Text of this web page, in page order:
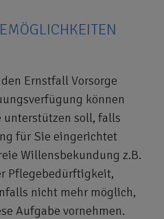
Ernstfall Vorsorge
können
unterstützen soll, falls
für Sie eingerichtet
Willensbekundung z.B.
Pflegebedürftigkeit,
nicht mehr möglich,
Aufgabe vornehmen.